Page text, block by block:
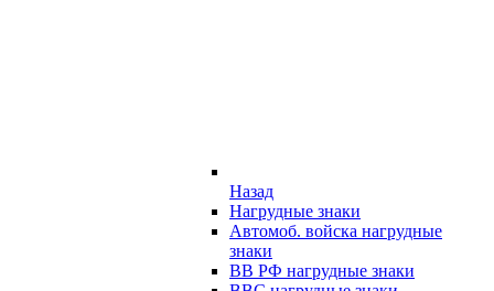
Назад
Нагрудные знаки
Автомоб. войска нагрудные
знаки
ВВ РФ нагрудные знаки